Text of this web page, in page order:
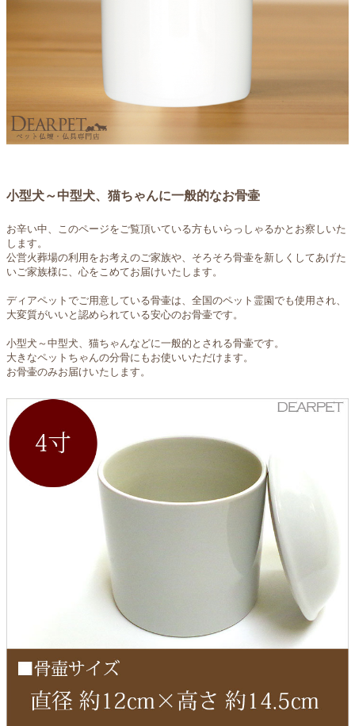
小型犬～中型犬、猫ちゃんに一般的なお骨壷
お辛い中、このページをご覧頂いている方もいらっしゃるかとお察しいた
します。
公営火葬場の利用をお考えのご家族や、そろそろ骨壷を新しくしてあげた
いご家族様に、心をこめてお届けいたします。
ディアペットでご用意している骨壷は、全国のペット霊園でも使用され、
大変質がいいと認められている安心のお骨壷です。
小型犬～中型犬、猫ちゃんなどに一般的とされる骨壷です。
大きなペットちゃんの分骨にもお使いいただけます。
お骨壷のみお届けいたします。